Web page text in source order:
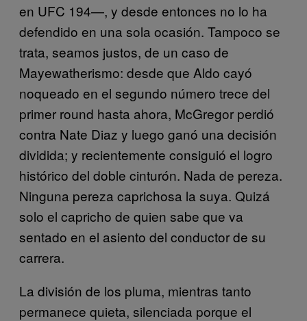
en UFC 194—, y desde entonces no lo ha
defendido en una sola ocasión. Tampoco se
trata, seamos justos, de un caso de
Mayewatherismo: desde que Aldo cayó
noqueado en el segundo número trece del
primer round hasta ahora, McGregor perdió
contra Nate Diaz y luego ganó una decisión
dividida; y recientemente consiguió el logro
histórico del doble cinturón. Nada de pereza.
Ninguna pereza caprichosa la suya. Quizá
solo el capricho de quien sabe que va
sentado en el asiento del conductor de su
carrera.
La división de los pluma, mientras tanto
permanece quieta, silenciada porque el